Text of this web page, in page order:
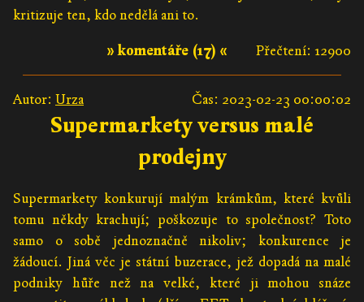
kritizuje ten, kdo nedělá ani to.
Přečtení: 12900
» komentáře (17) «
Autor: Urza Čas: 2023-02-23 00:00:02
Supermarkety versus malé
prodejny
Supermarkety konkurují malým krámkům, které kvůli
tomu někdy krachují; poškozuje to společnost? Toto
samo o sobě jednoznačně nikoliv; konkurence je
žádoucí. Jiná věc je státní buzerace, jež dopadá na malé
podniky hůře než na velké, které ji mohou snáze